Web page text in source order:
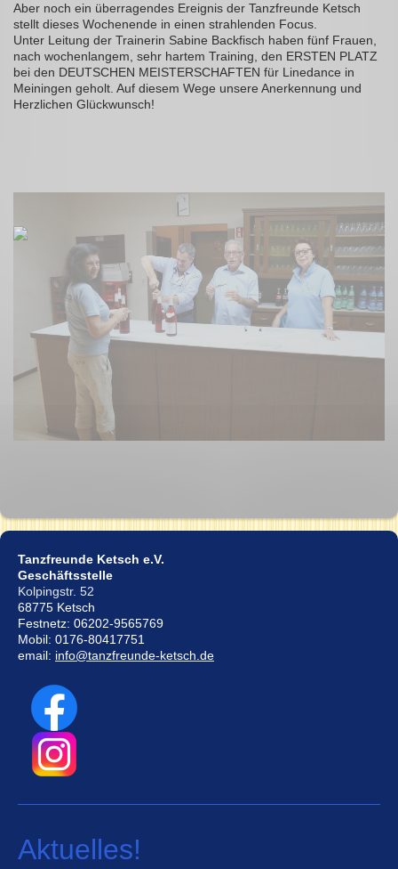
Aber noch ein überragendes Ereignis der Tanzfreunde Ketsch
stellt dieses Wochenende in einen strahlenden Focus.
Unter Leitung der Trainerin Sabine Backfisch haben fünf Frauen,
nach wochenlangem, sehr hartem Training, den ERSTEN PLATZ
bei den DEUTSCHEN MEISTERSCHAFTEN für Linedance in
Meiningen geholt. Auf diesem Wege unsere Anerkennung und
Herzlichen Glückwunsch!
Tanzfreunde Ketsch e.V.
Geschäftsstelle
Kolpingstr. 52
68775 Ketsch
Festnetz: 06202-9565769
Mobil: 0176-80417751
email: info@tanzfreunde-ketsch.de
Aktuelles!